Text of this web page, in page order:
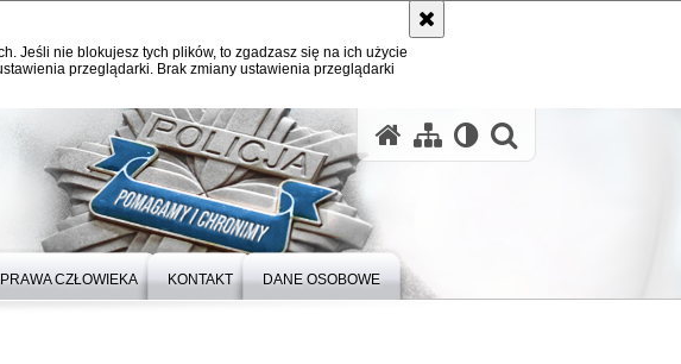
Jeśli nie blokujesz tych plików, to zgadzasz się na ich użycie
przeglądarki. Brak zmiany ustawienia przeglądarki
PRAWA CZŁOWIEKA KONTAKT DANE OSOBOWE